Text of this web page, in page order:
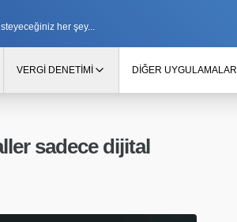
her şey...
VERGİ DENETİMİ DİĞER UYGULAMALAR
sadece dijital